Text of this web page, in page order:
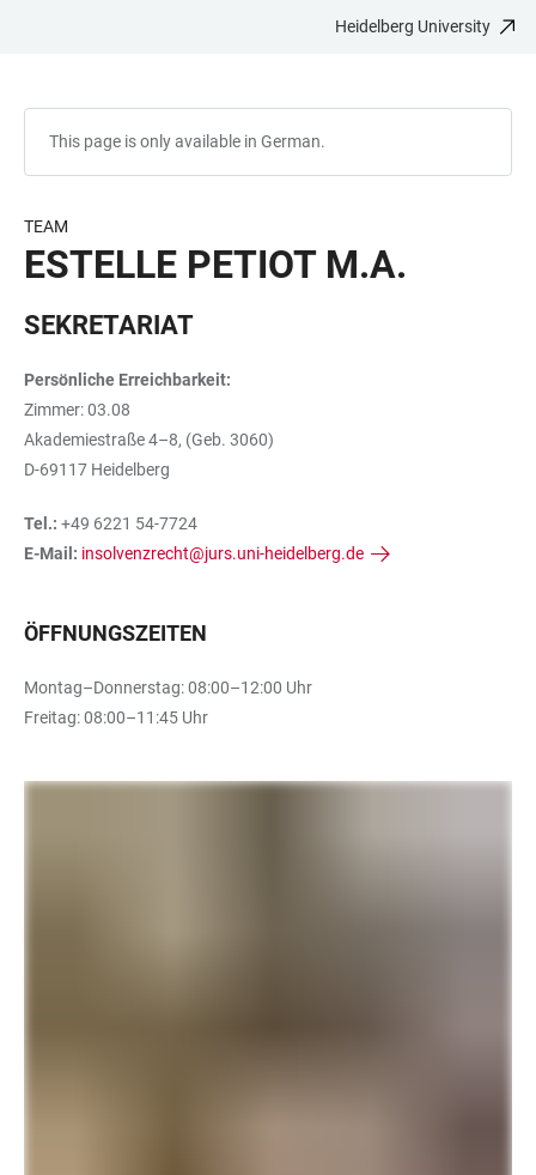
Heidelberg University
This page is only available in German.
TEAM
ESTELLE PETIOT M.A.
SEKRETARIAT
Persönliche Erreichbarkeit:
Zimmer: 03.08
Akademiestraße 4–8, (Geb. 3060)
D-69117 Heidelberg
Tel.: +49 6221 54-7724
E-Mail: insolvenzrecht@jurs.uni-heidelberg.de
ÖFFNUNGSZEITEN
Montag–Donnerstag: 08:00–12:00 Uhr
Freitag: 08:00–11:45 Uhr